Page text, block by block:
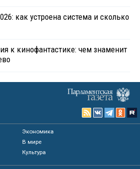
как устроена система и сколько
к кинофантастике: чем знаменит
Экономика
В мире
Культура